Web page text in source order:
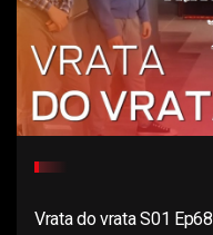
Vrata do vrata S01 Ep68